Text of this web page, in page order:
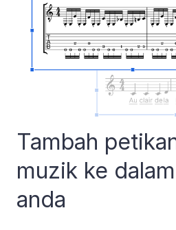
Tambah
muzik ke
anda